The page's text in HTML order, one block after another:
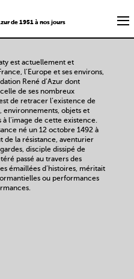
de 1951 à nos jours
est actuellement et
l’Europe et ses environs,
René d’Azur dont
de ses nombreux
de retracer l’existence de
environnements, objets et
l’image de cette existence.
né un 12 octobre 1492 à
de la résistance, aventurier
disciple dissipé de
passé au travers des
émaillées d’histoires, méritait
ou performances